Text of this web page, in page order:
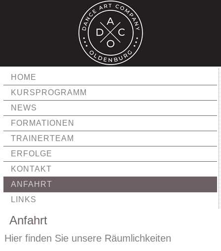
HOME
KURSPROGRAMM
NEWS
FORMATIONEN
TRAINERTEAM
ERFOLGE
KONTAKT
ANFAHRT
LINKS
Anfahrt
Hier finden Sie unsere Räumlichkeiten